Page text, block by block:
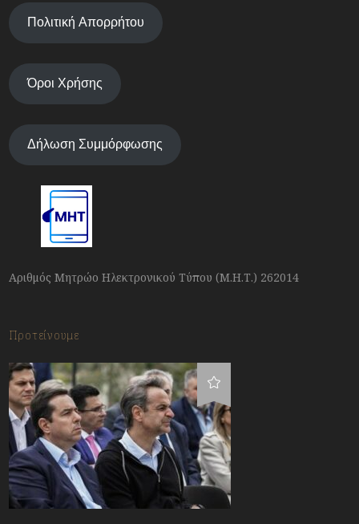
Πολιτική Απορρήτου
Όροι Χρήσης
Δήλωση Συμμόρφωσης
Αριθμός Μητρώο Ηλεκτρονικού Τύπου (Μ.Η.Τ.) 262014
Προτείνουμε